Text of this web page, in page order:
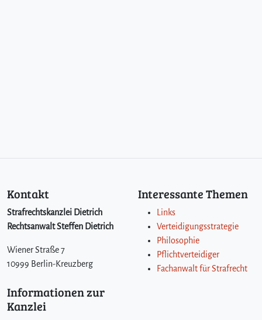
Kontakt
Strafrechtskanzlei Dietrich
Rechtsanwalt Steffen Dietrich
Wiener Straße 7
10999 Berlin-Kreuzberg
Interessante Themen
Links
Verteidigungsstrategie
Philosophie
Pflichtverteidiger
Fachanwalt für Strafrecht
Informationen zur
Kanzlei